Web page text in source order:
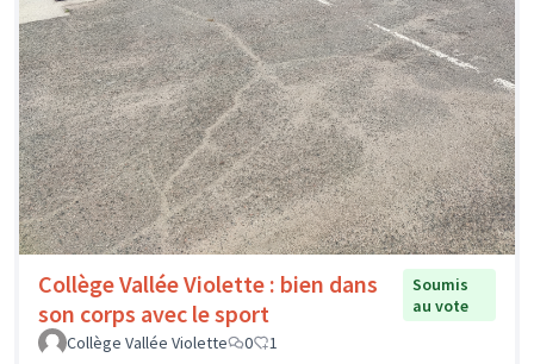
Collège Vallée Violette : bien dans
son corps avec le sport
Soumis
au vote
Collège Vallée Violette
0 1